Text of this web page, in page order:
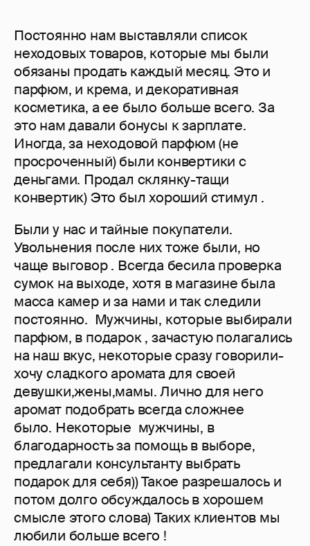
Постоянно нам выставляли список
неходовых товаров, которые мы были
обязаны продать каждый месяц. Это и
парфюм, и крема, и декоративная
косметика, а ее было больше всего. За
это нам давали бонусы к зарплате.
Иногда, за неходовой парфюм (не
просроченный) были конвертики с
деньгами. Продал склянку-тащи
конвертик) Это был хороший стимул .
Были у нас и тайные покупатели.
Увольнения после них тоже были, но
чаще выговор . Всегда бесила проверка
сумок на выходе, хотя в магазине была
масса камер и за нами и так следили
постоянно. Мужчины, которые выбирали
парфюм, в подарок , зачастую полагались
на наш вкус, некоторые сразу говорили-
хочу сладкого аромата для своей
девушки,жены,мамы. Лично для него
аромат подобрать всегда сложнее
было. Некоторые мужчины, в
благодарность за помощь в выборе,
предлагали консультанту выбрать
подарок для себя)) Такое разрешалось и
потом долго обсуждалось в хорошем
смысле этого слова) Таких клиентов мы
любили больше всего !